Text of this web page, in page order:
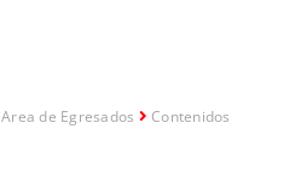
Area de Egresados
Contenidos